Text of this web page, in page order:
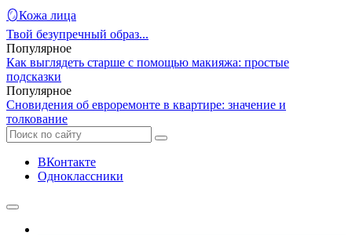
🪞Кожа лица
Твой безупречный образ...
Популярное
Как выглядеть старше с помощью макияжа: простые
подсказки
Популярное
Сновидения об евроремонте в квартире: значение и
толкование
ВКонтакте
Одноклассники